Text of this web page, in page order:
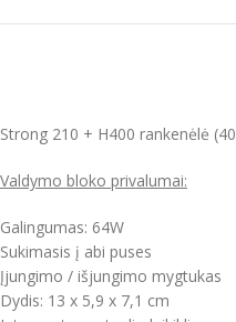
Strong 210 + H400 rankenėlė
Valdymo bloko privalumai:
Galingumas: 64W
Sukimasis į abi puses
Įjungimo / išjungimo mygtukas
Dydis: 13 x 5,9 x 7,1 cm